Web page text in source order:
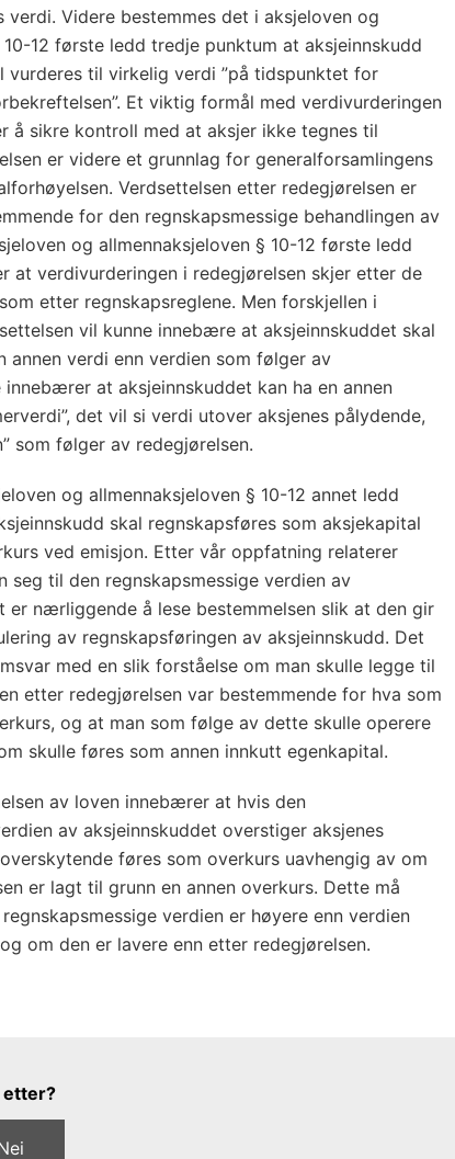
verdi. Videre bestemmes det i aksjeloven og
12 første ledd tredje punktum at aksjeinnskudd
vurderes til virkelig verdi ”på tidspunktet for
Et viktig formål med verdivurderingen
å sikre kontroll med at aksjer ikke tegnes til
er videre et grunnlag for generalforsamlingens
Verdsettelsen etter redegjørelsen er
for den regnskapsmessige behandlingen av
og allmennaksjeloven § 10-12 første ledd
at verdivurderingen i redegjørelsen skjer etter de
etter regnskapsreglene. Men forskjellen i
vil kunne innebære at aksjeinnskuddet skal
annen verdi enn verdien som følger av
at aksjeinnskuddet kan ha en annen
det vil si verdi utover aksjenes pålydende,
som følger av redegjørelsen.
og allmennaksjeloven § 10-12 annet ledd
skal regnskapsføres som aksjekapital
ved emisjon. Etter vår oppfatning relaterer
seg til den regnskapsmessige verdien av
er nærliggende å lese bestemmelsen slik at den gir
av regnskapsføringen av aksjeinnskudd. Det
med en slik forståelse om man skulle legge til
etter redegjørelsen var bestemmende for hva som
og at man som følge av dette skulle operere
skulle føres som annen innkutt egenkapital.
av loven innebærer at hvis den
av aksjeinnskuddet overstiger aksjenes
føres som overkurs uavhengig av om
er lagt til grunn en annen overkurs. Dette må
verdien er høyere enn verdien
om den er lavere enn etter redegjørelsen.
etter?